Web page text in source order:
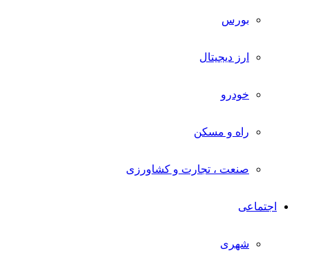
بورس
ارز دیجیتال
خودرو
راه و مسکن
صنعت ، تجارت و کشاورزی
اجتماعی
شهری